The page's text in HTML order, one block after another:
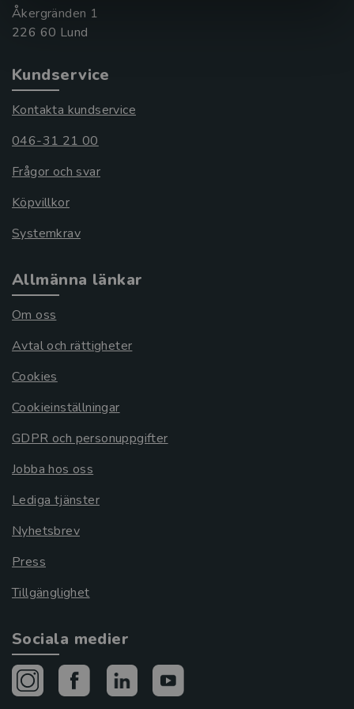
Åkergränden 1
Kundservice
Kontakta kundservice
046-31 21 00
Frågor och svar
Köpvillkor
Systemkrav
Allmänna länkar
Om oss
Avtal och rättigheter
Cookies
Cookieinställningar
GDPR och personuppgifter
Jobba hos oss
Lediga tjänster
Nyhetsbrev
Press
Tillgänglighet
Sociala medier